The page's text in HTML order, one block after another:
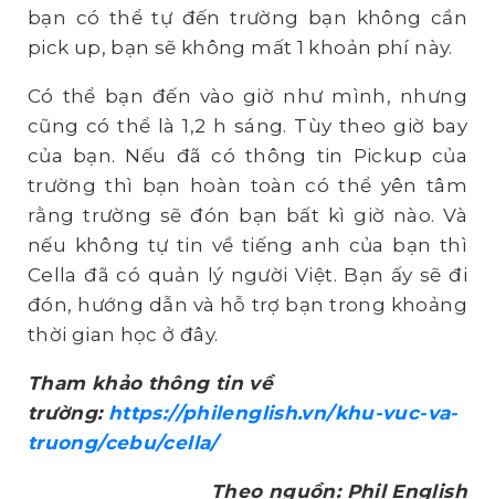
bạn có thể tự đến trường bạn không cần
pick up, bạn sẽ không mất 1 khoản phí này.
Có thể bạn đến vào giờ như mình, nhưng
cũng có thể là 1,2 h sáng. Tùy theo giờ bay
của bạn. Nếu đã có thông tin Pickup của
trường thì bạn hoàn toàn có thể yên tâm
rằng trường sẽ đón bạn bất kì giờ nào. Và
nếu không tự tin về tiếng anh của bạn thì
Cella đã có quản lý người Việt. Bạn ấy sẽ đi
đón, hướng dẫn và hỗ trợ bạn trong khoảng
thời gian học ở đây.
Tham khảo thông tin về
trường: https://philenglish.vn/khu-vuc-va-
truong/cebu/cella/
Theo nguồn: Phil English